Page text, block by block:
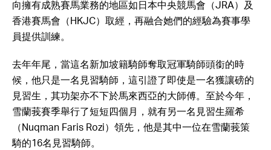
向擁有成熟賽馬業務的地區如日本中央競馬會（JRA）及
香港賽馬會（HKJC）取經，再融合她們的經驗為賽事學
員提供訓練。
去年年尾，當這名新加坡籍騎師奪取冠軍騎師頭銜的時
候，他只是一名見習騎師，這引證了即使是一名獲讓磅的
見習生，其功架亦不下於馬來西亞的大師傅。至於今年，
雪蘭莪賽季舉行了短短四個月，就有另一名見習生羅希
（Nuqman Faris Rozi）領先，他是其中一位在雪蘭莪策
騎的16名見習騎師。